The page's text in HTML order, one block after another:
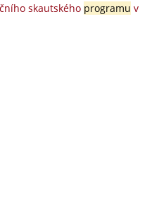
skautského programu v